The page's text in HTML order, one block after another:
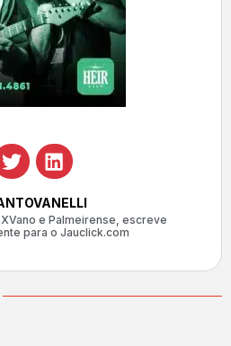
e Palmeirense, escreve
para o Jauclick.com